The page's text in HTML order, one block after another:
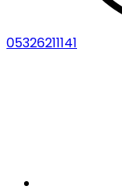
05326211141